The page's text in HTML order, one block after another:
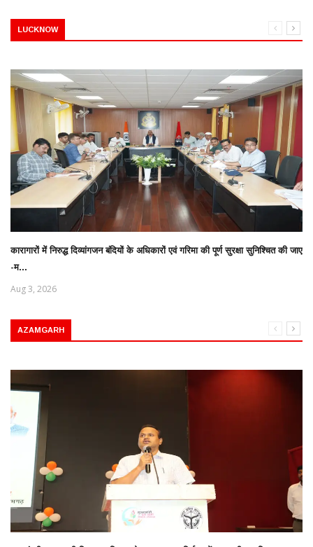
LUCKNOW
कारागारों में निरुद्ध दिव्यांगजन बंदियों के अधिकारों एवं गरिमा की पूर्ण सुरक्षा सुनिश्चित की जाए
-म...
Aug 3, 2026
AZAMGARH